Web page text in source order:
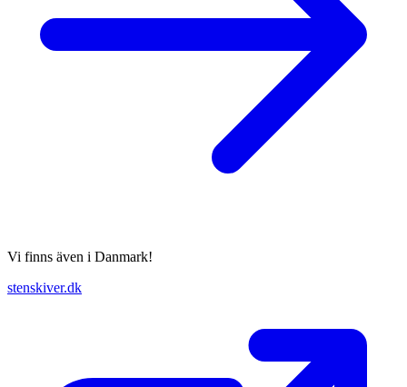
Vi finns även i Danmark!
stenskiver.dk